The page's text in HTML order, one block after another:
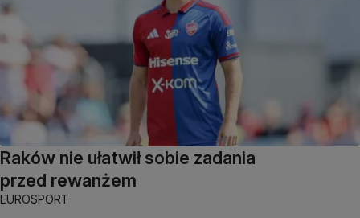
Raków nie ułatwił sobie zadania
przed rewanżem
EUROSPORT